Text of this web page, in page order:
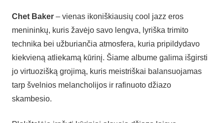
Chet Baker – vienas ikoniškiausių cool jazz eros
menininkų, kuris žavėjo savo lengva, lyriška trimito
technika bei užburiančia atmosfera, kuria pripildydavo
kiekvieną atliekamą kūrinį. Šiame albume galima išgirsti
jo virtuozišką grojimą, kuris meistriškai balansuojamas
tarp švelnios melancholijos ir rafinuoto džiazo
skambesio.